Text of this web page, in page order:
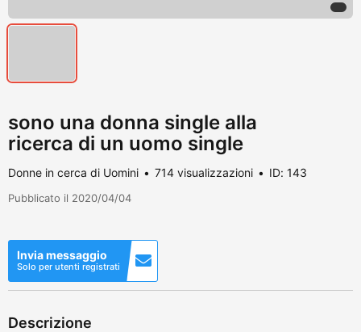
sono una donna single alla
ricerca di un uomo single
Donne in cerca di Uomini 714 visualizzazioni ID: 143
Pubblicato il 2020/04/04
Invia messaggio
Solo per utenti registrati
Descrizione